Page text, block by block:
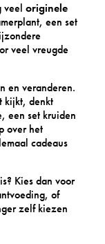
veel originele
een set
veel vreugde
en veranderen.
kijkt, denkt
een set kruiden
over het
cadeaus
Kies dan voor
of
zelf kiezen